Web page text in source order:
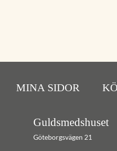
MINA SIDOR
Guldsmedshuset
Göteborgsvägen 21